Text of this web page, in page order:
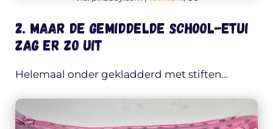
2. Maar de gemiddelde school-etui
zag er zo uit
Helemaal onder gekladderd met stiften…